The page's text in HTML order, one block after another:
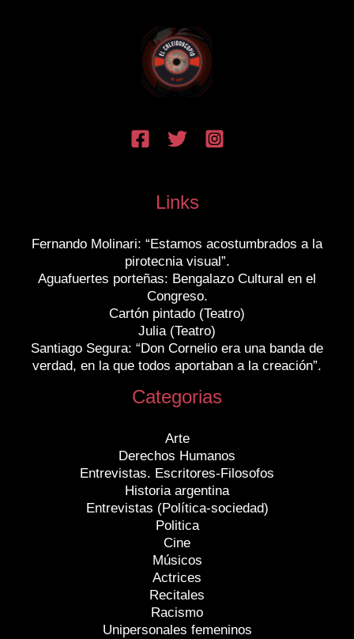
Links
Fernando Molinari: “Estamos acostumbrados a la
pirotecnia visual”.
Aguafuertes porteñas: Bengalazo Cultural en el
Congreso.
Cartón pintado (Teatro)
Julia (Teatro)
Santiago Segura: “Don Cornelio era una banda de
verdad, en la que todos aportaban a la creación”.
Categorias
Arte
Derechos Humanos
Entrevistas. Escritores-Filosofos
Historia argentina
Entrevistas (Política-sociedad)
Politica
Cine
Músicos
Actrices
Recitales
Racismo
Unipersonales femeninos